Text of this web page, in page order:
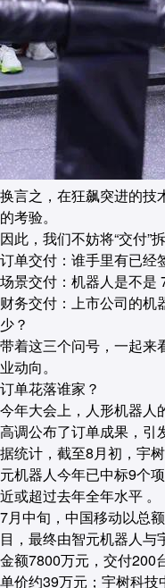
换言之，在狂飙突进的技
的考验。
因此，我们不妨将“交付”
订单交付：谁手里有已经
场景交付：机器人是不是
财务交付：上市公司的机
少？
带着这三个问号，一起来
业动向。
订单花落谁家？
今年大会上，人形机器人
高调公布了订单成果，引
据统计，截至8月初，宇
元机器人今年已中标9个
近或超过去年全年水平 。
7月中旬，中国移动以总
目，最终由智元机器人
金额7800万元，交付200
单价约39万元；宇树科技